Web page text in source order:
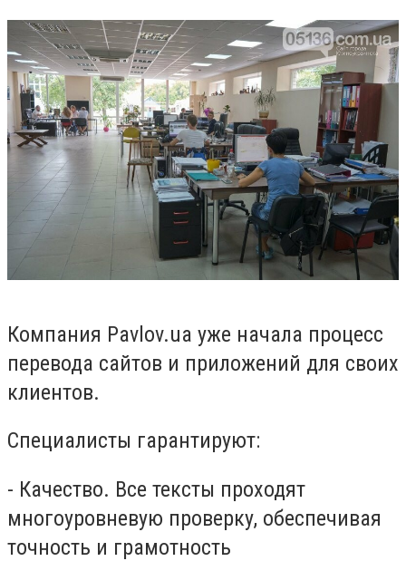
Компания Pavlov.ua уже начала процесс
перевода сайтов и приложений для своих
клиентов.
Специалисты гарантируют:
- Качество. Все тексты проходят
многоуровневую проверку, обеспечивая
точность и грамотность